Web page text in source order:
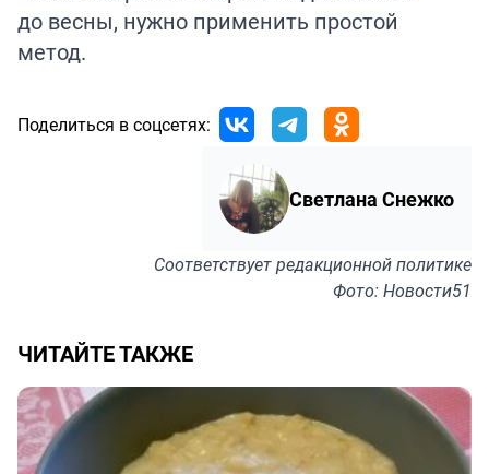
до весны, нужно применить простой
метод.
Поделиться в соцсетях:
Светлана Снежко
Соответствуетредакционной политике
Фото: Новости51
ЧИТАЙТЕ ТАКЖЕ